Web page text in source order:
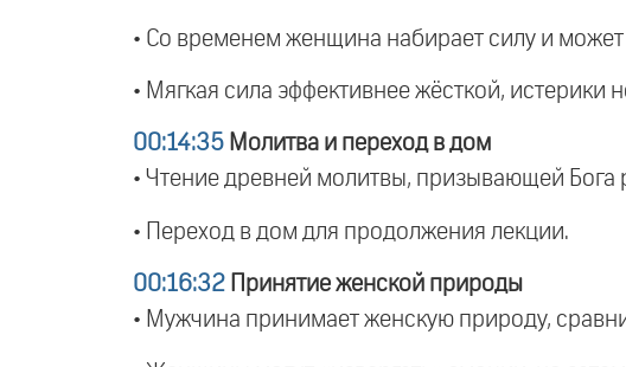
• Со временем женщина набирает силу и
• Мягкая сила эффективнее жёсткой, истерики
00:14:35 Молитва и переход в дом
• Чтение древней молитвы, призывающей Бога
• Переход в дом для продолжения лекции.
00:16:32 Принятие женской природы
• Мужчина принимает женскую природу,